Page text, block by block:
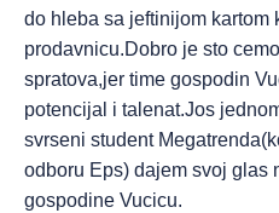
do hleba sa jeftinijom kartom
prodavnicu.Dobro je sto
spratova,jer time gospodin
potencijal i talenat.Jos
svrseni student
odboru Eps) dajem svoj glas
gospodine Vucicu.